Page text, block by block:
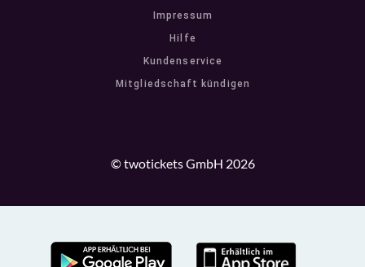
Impressum
Hilfe
Kundenservice
Mitgliedschaft kündigen
© twotickets GmbH 2026